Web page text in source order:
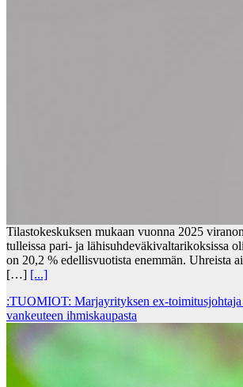
Tilastokeskuksen mukaan vuonna 2025
tulleissa pari- ja lähisuhdeväkivaltarikoksissa
on 20,2 % edellisvuotista enemmän. Uhreista
[…] [...]
:TUOMIOT: Marjayrityksen ex-
vankeuteen ihmiskaupasta